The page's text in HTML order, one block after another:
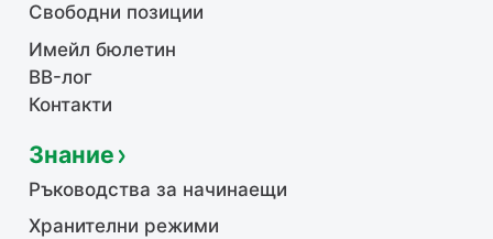
Свободни позиции
Имейл бюлетин
BB-лог
Контакти
Знание
Ръководства за начинаещи
Хранителни режими